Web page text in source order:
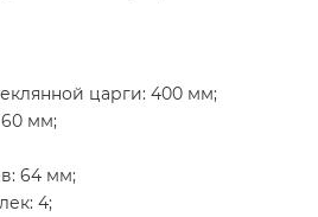
царги: 400 мм;
мм;
64 мм;
4;